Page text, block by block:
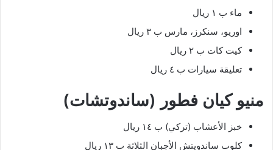
ماء ب ١ ريال
اوريو، سنكرز، مارس ب ٣ ريال
كيت كات ب ٢ ريال
تعليقة سيارات ب ٤ ريال
منيو كيان فطور (ساندوتشات)
خبز الأعشاب (تركي) ب ١٤ ريال
كلوب ساندويتش الأجبان الثلاثة ب ١٣ ريال